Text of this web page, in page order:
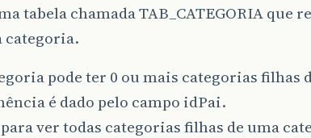
tabela chamada TAB_CATEGORIA que
categoria.
pode ter 0 ou mais categorias filhas
é dado pelo campo idPai.
ver todas categorias filhas de uma